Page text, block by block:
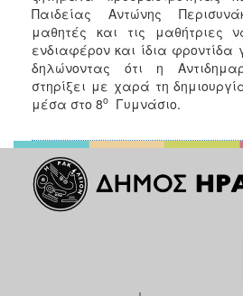
Παιδείας Αντώνης
μαθητές και τις μαθήτριες
ενδιαφέρον και ίδια φροντίδα
δηλώνοντας ότι η
στηρίξει με χαρά τη
μέσα στο 8ο Γυμνάσιο.